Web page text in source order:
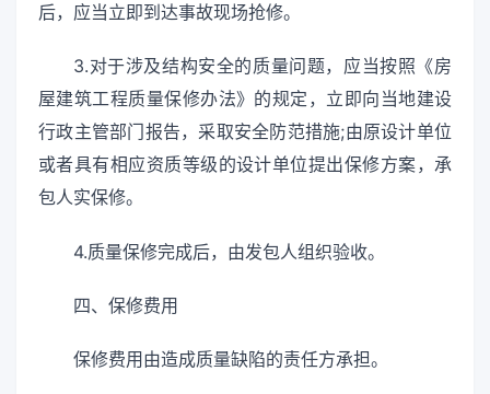
后，应当立即到达事故现场抢修。
3.对于涉及结构安全的质量问题，应当按照《房
屋建筑工程质量保修办法》的规定，立即向当地建设
行政主管部门报告，采取安全防范措施;由原设计单位
或者具有相应资质等级的设计单位提出保修方案，承
包人实保修。
4.质量保修完成后，由发包人组织验收。
四、保修费用
保修费用由造成质量缺陷的责任方承担。